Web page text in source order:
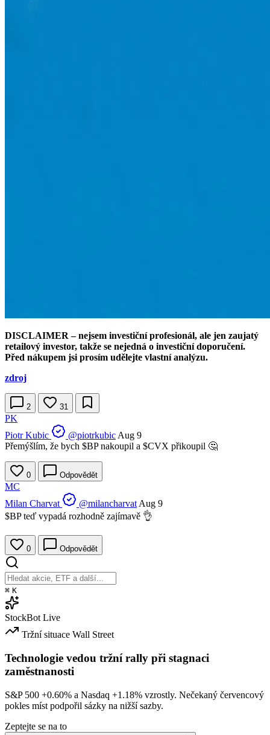
DISCLAIMER – nejsem investiční profesionál, ale jen zaujatý
retailový investor, takže se nejedná o investiční doporučení.
Před nákupem jsi prosím udělejte vlastní analýzu.
zdroj
2 31
PK
Piotr Kubic
@piotrkubicAug 9
Přemýšlím, že bych $BPnakoupil a $CVX přikoupil 🤔
0 Odpovědět
MC
Milan Charvat
@milancharvatAug 9
$BP teď vypadá rozhodně zajímavě 👌
0 Odpovědět
⌘ K
StockBot Live
Tržní situace Wall Street
Technologie vedou tržní rally při stagnaci
zaměstnanosti
S&P 500 +0.60% a Nasdaq +1.18% vzrostly. Nečekaný červencový
pokles míst podpořil sázky na nižší sazby.
Zeptejte se na to